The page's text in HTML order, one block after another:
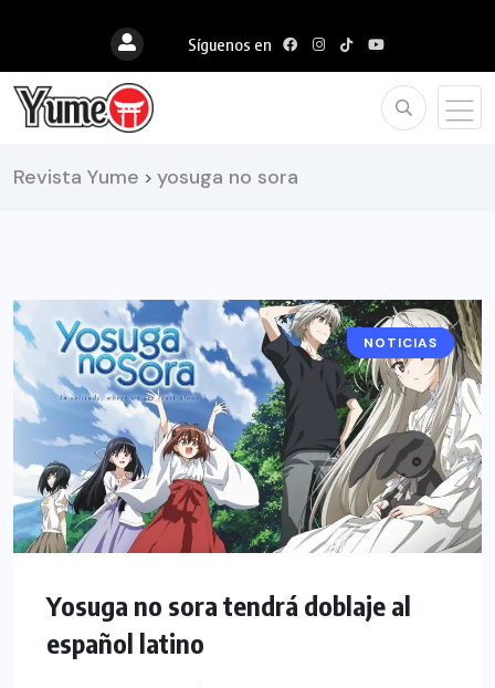
Síguenos en
Revista Yume > yosuga no sora
ANIME
NOTICIAS
Yosuga no sora tendrá doblaje al
español latino